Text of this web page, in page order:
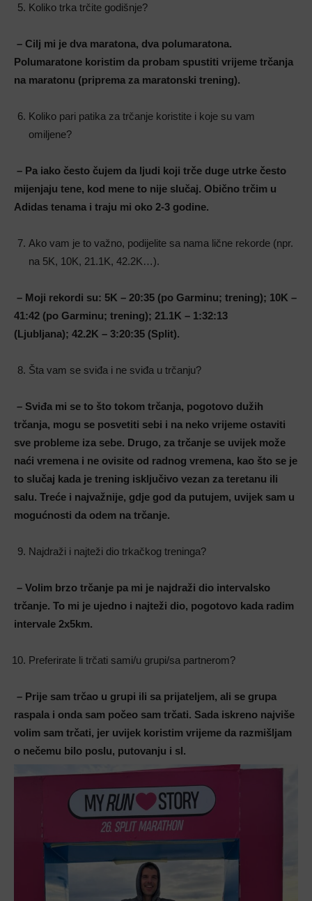
Koliko trka trčite godišnje?
– Cilj mi je dva maratona, dva polumaratona.
Polumaratone koristim da probam spustiti vrijeme trčanja
na maratonu (priprema za maratonski trening).
Koliko pari patika za trčanje koristite i koje su vam
omiljene?
– Pa iako često čujem da ljudi koji trče duge utrke često
mijenjaju tene, kod mene to nije slučaj. Obično trčim u
Adidas tenama i traju mi oko 2-3 godine.
Ako vam je to važno, podijelite sa nama lične rekorde (npr.
na 5K, 10K, 21.1K, 42.2K…).
– Moji rekordi su: 5K – 20:35 (po Garminu; trening); 10K –
41:42 (po Garminu; trening); 21.1K – 1:32:13
(Ljubljana); 42.2K – 3:20:35 (Split).
Šta vam se sviđa i ne sviđa u trčanju?
– Sviđa mi se to što tokom trčanja, pogotovo dužih
trčanja, mogu se posvetiti sebi i na neko vrijeme ostaviti
sve probleme iza sebe. Drugo, za trčanje se uvijek može
naći vremena i ne ovisite od radnog vremena, kao što se je
to slučaj kada je trening isključivo vezan za teretanu ili
salu. Treće i najvažnije, gdje god da putujem, uvijek sam u
mogućnosti da odem na trčanje.
Najdraži i najteži dio trkačkog treninga?
– Volim brzo trčanje pa mi je najdraži dio intervalsko
trčanje. To mi je ujedno i najteži dio, pogotovo kada radim
intervale 2x5km.
Preferirate li trčati sami/u grupi/sa partnerom?
– Prije sam trčao u grupi ili sa prijateljem, ali se grupa
raspala i onda sam počeo sam trčati. Sada iskreno najviše
volim sam trčati, jer uvijek koristim vrijeme da razmišljam
o nečemu bilo poslu, putovanju i sl.